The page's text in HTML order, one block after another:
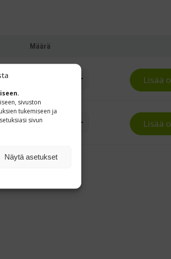
sivuston
tukemiseen ja
sivun
Näytä asetukset
Määrä
Säätöputkipari Treston TED-Lisää
- Säätöputkipari Treston TED-Lisää